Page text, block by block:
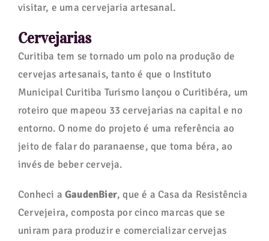
visitar, e uma cervejaria artesanal.
Cervejarias
Curitiba tem se tornado um polo na produção de
cervejas artesanais, tanto é que o Instituto
Municipal Curitiba Turismo lançou o Curitibéra, um
roteiro que mapeou 33 cervejarias na capital e no
entorno. O nome do projeto é uma referência ao
jeito de falar do paranaense, que toma béra, ao
invés de beber cerveja.
Conheci a GaudenBier, que é a Casa da Resistência
Cervejeira, composta por cinco marcas que se
uniram para produzir e comercializar cervejas